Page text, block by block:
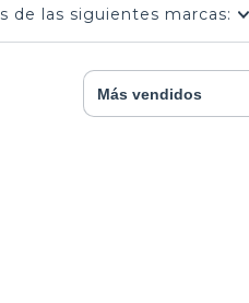
de las siguientes marcas: